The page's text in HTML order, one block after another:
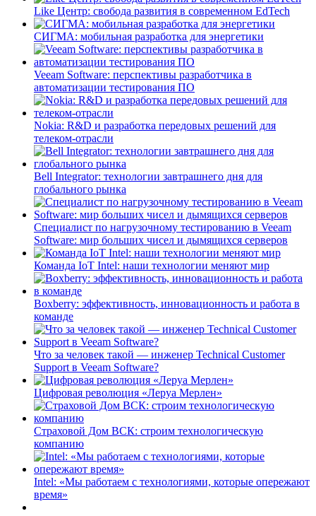
Like Центр: свобода развития в современном EdTech
СИГМА: мобильная разработка для энергетики
Veeam Software: перспективы разработчика в
автоматизации тестирования ПО
Nokia: R&D и разработка передовых решений для
телеком-отрасли
Bell Integrator: технологии завтрашнего дня для
глобального рынка
Специалист по нагрузочному тестированию в Veeam
Software: мир больших чисел и дымящихся серверов
Команда IoT Intel: наши технологии меняют мир
Boxberry: эффективность, инновационность и работа в
команде
Что за человек такой — инженер Technical Customer
Support в Veeam Software?
Цифровая революция «Леруа Мерлен»
Страховой Дом ВСК: строим технологическую
компанию
Intel: «Мы работаем с технологиями, которые опережают
время»